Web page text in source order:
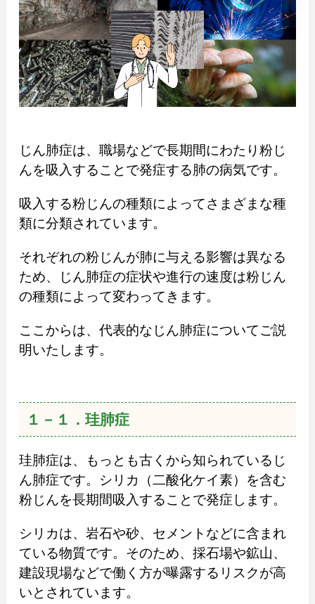
じん肺症は、職場などで長期間にわたり粉じ
んを吸入することで発症する肺の病気です。
吸入する粉じんの種類によってさまざまな種
類に分類されています。
それぞれの粉じんが肺に与える影響は異なる
ため、じん肺症の症状や進行の速度は粉じん
の種類によって変わってきます。
ここからは、代表的なじん肺症についてご説
明いたします。
１－１．珪肺症
珪肺症は、もっとも古くから知られているじ
ん肺症です。シリカ（二酸化ケイ素）を含む
粉じんを長期間吸入することで発症します。
シリカは、岩石や砂、セメントなどに含まれ
ている物質です。そのため、採石場や鉱山、
建設現場などで働く方が曝露するリスクが高
いとされています。